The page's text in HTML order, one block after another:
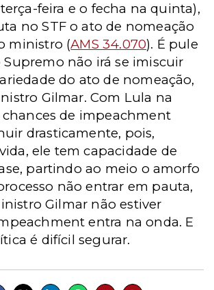
feira e o fecha na quinta),
no STF o ato de nomeação
ministro (AMS 34.070). É pule
Supremo não irá se imiscuir
do ato de nomeação,
Gilmar. Com Lula na
chances de impeachment
drasticamente, pois,
ele tem capacidade de
partindo ao meio o amorfo
não entrar em pauta,
Gilmar não estiver
entra na onda. E
é difícil segurar.